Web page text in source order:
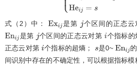
x jL6H
式（2）中： Exij 是第 j 个区间的正态云
Enij 是第 j 个区间的正态云对第 i 个指标的
正态云对第 i个指标的超熵； s是0~ Enij
间识别中存在的不确定性，可以根据指标模